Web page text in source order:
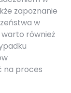
zapoznanie
w
również
na proces